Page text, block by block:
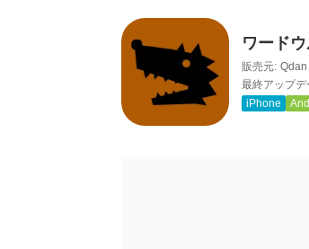
ワード
販売元: Qdan
最終アップデ
iPhone